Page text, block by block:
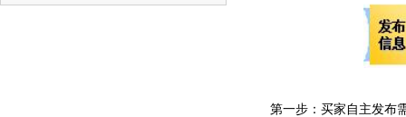
第一步：买家自主发布需